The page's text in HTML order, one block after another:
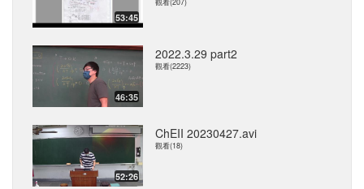
53:45
觀看(207)
46:35
2022.3.29 part2
觀看(2223)
52:26
ChEII 20230427.avi
觀看(18)